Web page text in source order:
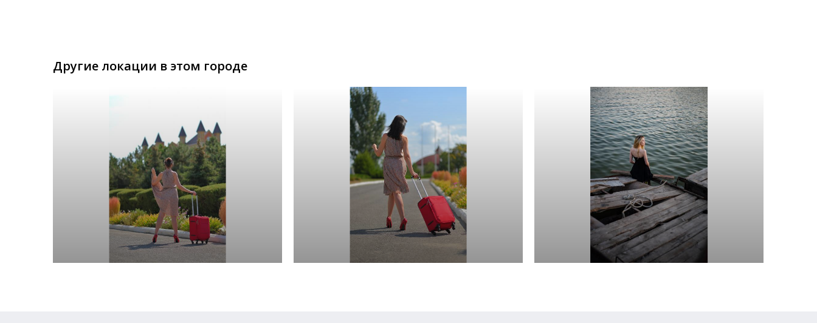
Другие локации в этом городе